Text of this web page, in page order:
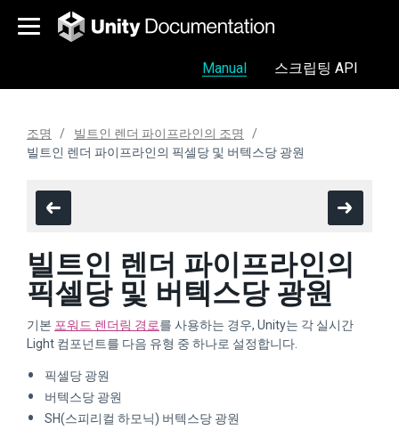
Manual 스크립팅 API
조명
빌트인 렌더 파이프라인의 조명
빌트인 렌더 파이프라인의 픽셀당 및 버텍스당 광원
빌트인 렌더 파이프라인의
픽셀당 및 버텍스당 광원
기본 포워드 렌더링 경로를 사용하는 경우, Unity는 각 실시간
Light 컴포넌트를 다음 유형 중 하나로 설정합니다.
픽셀당 광원
버텍스당 광원
SH(스피리컬 하모닉) 버텍스당 광원